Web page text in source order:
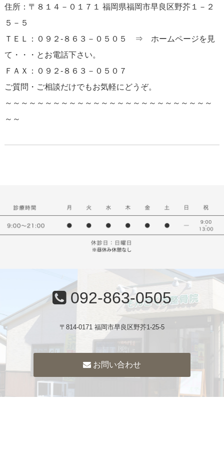
住所：〒８１４－０１７１ 福岡県福岡市早良区野芥１－２
５－５
ＴＥＬ：０９２-８６３－０５０５ ⇒ ホームページを見
て・・・とお電話下さい。
ＦＡＸ：０９２-８６３－０５０７
ご質問・ご相談だけでもお気軽にどうぞ。
～～～～～～～～～～～～～～～～～～～～～～～～～～
～～
092-863-0505
〒814-0171 福岡市早良区野芥1-25-5
お問い合わせ